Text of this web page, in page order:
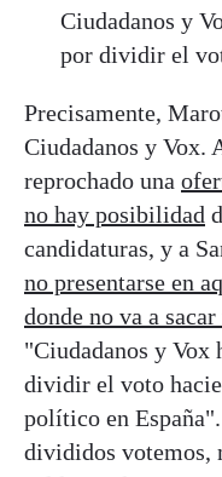
Ciudadanos y
por dividir el
Precisamente,
Ciudadanos y Vox.
reprochado una
no hay posibilidad
candidaturas, y a
no presentarse en
donde no va a
"Ciudadanos y Vox
dividir el voto
político en
divididos votemos,